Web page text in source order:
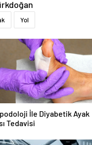
Yol
İle Diyabetik Ayak
Tedavisi